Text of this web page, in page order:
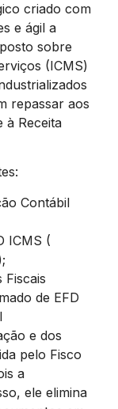
criado com
e ágil a
sobre
(ICMS)
repassar aos
à Receita
Contábil
ICMS (
Fiscais
de EFD
e dos
pelo Fisco
a
ele elimina